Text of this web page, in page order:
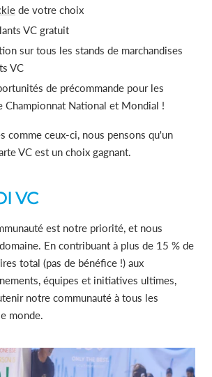
de votre choix
VC gratuit
sur tous les stands de marchandises
VC
de précommande pour les
Championnat National et Mondial !
comme ceux-ci, nous pensons qu'un
VC est un choix gagnant.
VC
est notre priorité, et nous
En contribuant à plus de 15 % de
total (pas de bénéfice !) aux
équipes et initiatives ultimes,
notre communauté à tous les
monde.